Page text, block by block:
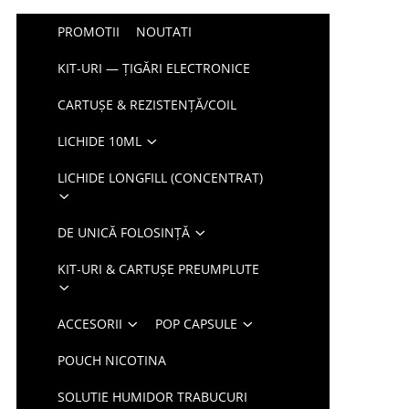
PROMOTII NOUTATI
KIT-URI — ȚIGĂRI ELECTRONICE
CARTUȘE & REZISTENȚĂ/COIL
LICHIDE 10ML
LICHIDE LONGFILL (CONCENTRAT)
DE UNICĂ FOLOSINȚĂ
KIT-URI & CARTUȘE PREUMPLUTE
ACCESORII POP CAPSULE
POUCH NICOTINA
SOLUTIE HUMIDOR TRABUCURI